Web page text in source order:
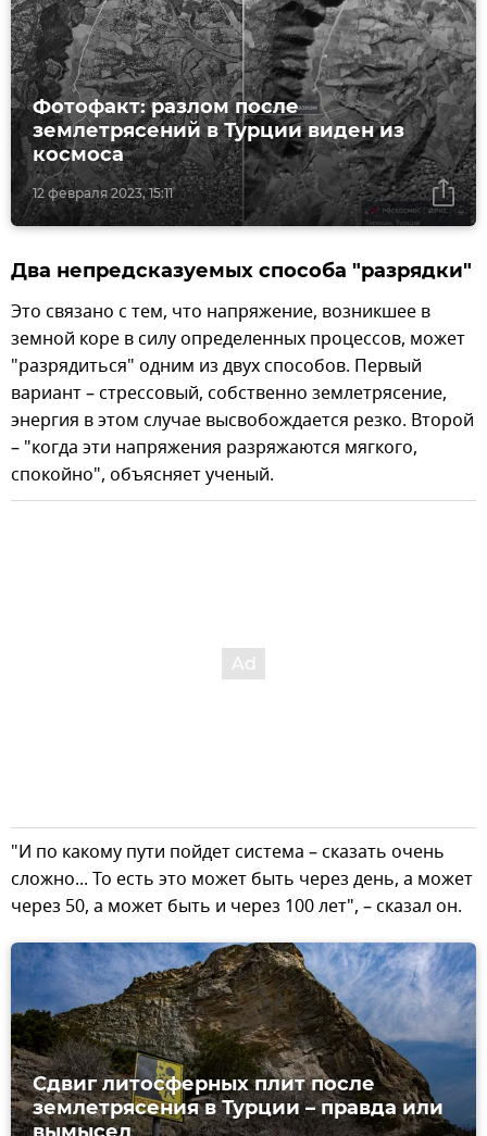
12 февраля 2023, 15:11
Фотофакт: разлом после
землетрясений в Турции виден из
космоса
Два непредсказуемых способа "разрядки"
Это связано с тем, что напряжение, возникшее в
земной коре в силу определенных процессов, может
"разрядиться" одним из двух способов. Первый
вариант – стрессовый, собственно землетрясение,
энергия в этом случае высвобождается резко. Второй
– "когда эти напряжения разряжаются мягкого,
спокойно", объясняет ученый.
"И по какому пути пойдет система – сказать очень
сложно... То есть это может быть через день, а может
через 50, а может быть и через 100 лет", – сказал он.
Сдвиг литосферных плит после
землетрясения в Турции – правда или